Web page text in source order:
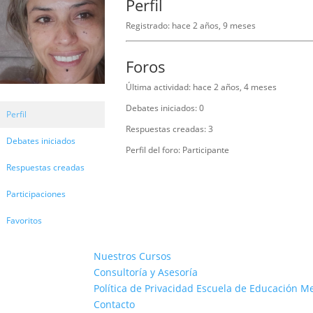
Perfil
Debates iniciados
Respuestas creadas
Participaciones
Favoritos
Perfil
Registrado: hace 2 años, 9 meses
Foros
Última actividad: hace 2 años, 4 meses
Debates iniciados: 0
Respuestas creadas: 3
Perfil del foro: Participante
Nuestros Cursos
Consultoría y Asesoría
Política de Privacidad Escuela de Educación
Contacto